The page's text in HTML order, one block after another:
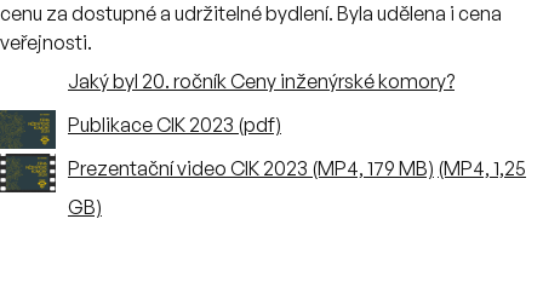
cenu za dostupné a udržitelné bydlení. Byla udělena i cena
veřejnosti.
Jaký byl 20. ročník Ceny inženýrské komory?
Publikace CIK 2023 (pdf)
Prezentační video CIK 2023 (MP4, 179 MB) (MP4, 1,25
GB)